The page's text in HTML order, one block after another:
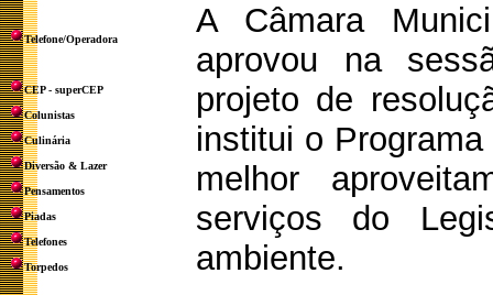
Telefone/Operadora
CEP - superCEP
Colunistas
Culinária
Diversão & Lazer
Pensamentos
Piadas
Telefones
Torpedos
A Câmara
aprovou na
projeto de
institui o
melhor
serviços do
ambiente.